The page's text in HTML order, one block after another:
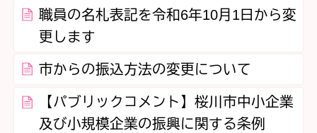
職員の名札表記を令和6年10月1日から変
更します
市からの振込方法の変更について
【パブリックコメント】桜川市中小企業
及び小規模企業の振興に関する条例